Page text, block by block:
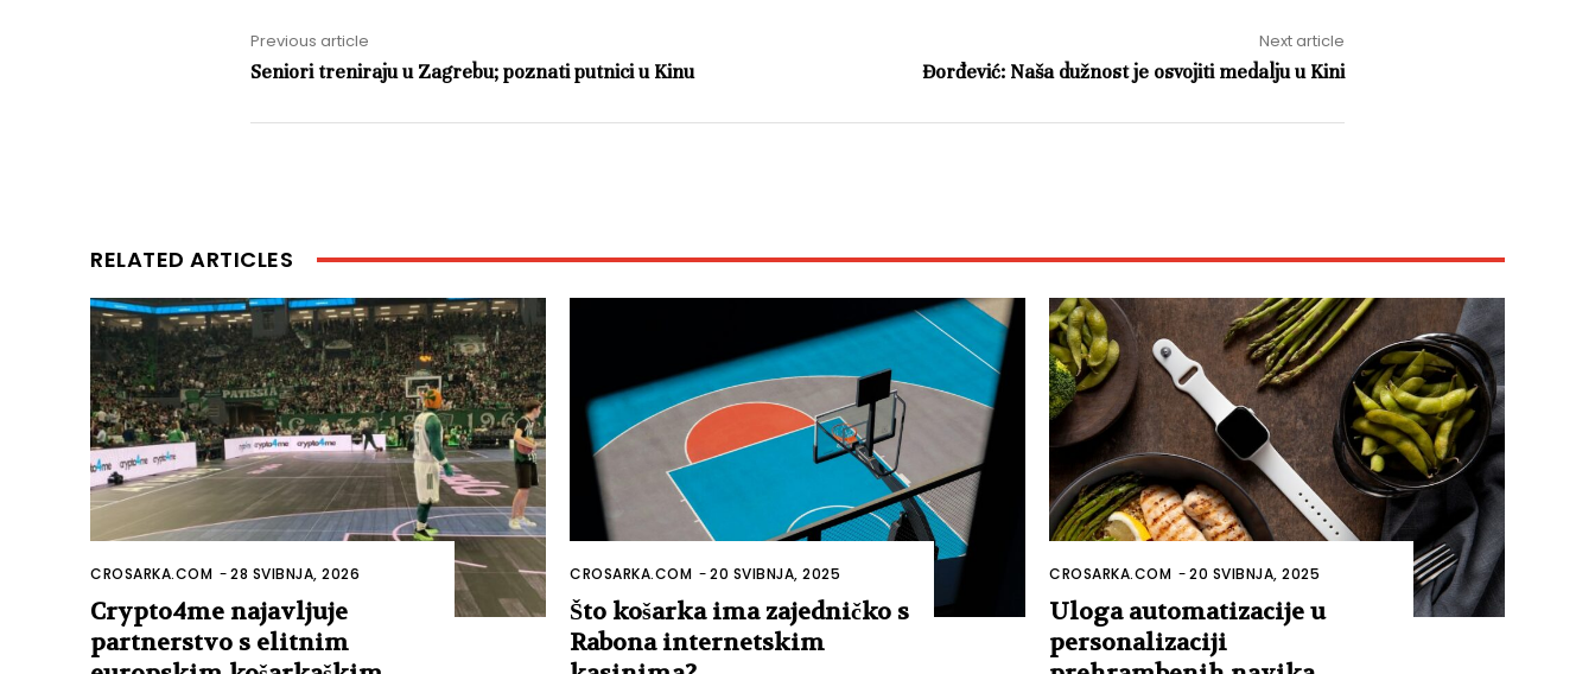
Previous article
Seniori treniraju u Zagrebu; poznati putnici u Kinu
Next article
Đorđević: Naša dužnost je osvojiti medalju u Kini
RELATED ARTICLES
CROSARKA.COM -28 SVIBNJA, 2026
Crypto4me najavljuje
partnerstvo s elitnim
CROSARKA.COM -20 SVIBNJA, 2025
Što košarka ima zajedničko s
Rabona internetskim
CROSARKA.COM -20 SVIBNJA, 2025
Uloga automatizacije u
personalizaciji